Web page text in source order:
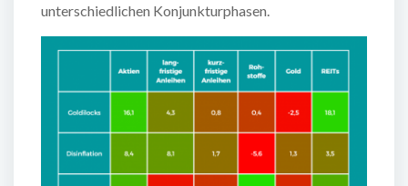
unterschiedlichen Konjunkturphasen.